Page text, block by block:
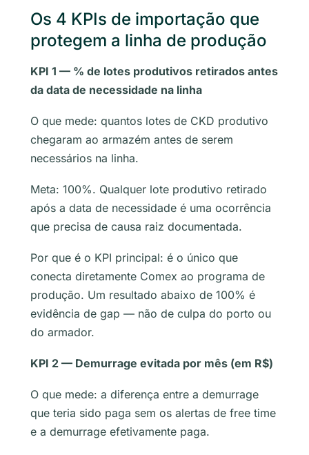
Os 4 KPIs de importação que
protegem a linha de produção
KPI 1 — % de lotes produtivos retirados antes
da data de necessidade na linha
O que mede: quantos lotes de CKD produtivo
chegaram ao armazém antes de serem
necessários na linha.
Meta: 100%. Qualquer lote produtivo retirado
após a data de necessidade é uma ocorrência
que precisa de causa raiz documentada.
Por que é o KPI principal: é o único que
conecta diretamente Comex ao programa de
produção. Um resultado abaixo de 100% é
evidência de gap — não de culpa do porto ou
do armador.
KPI 2 — Demurrage evitada por mês (em R$)
O que mede: a diferença entre a demurrage
que teria sido paga sem os alertas de free time
e a demurrage efetivamente paga.